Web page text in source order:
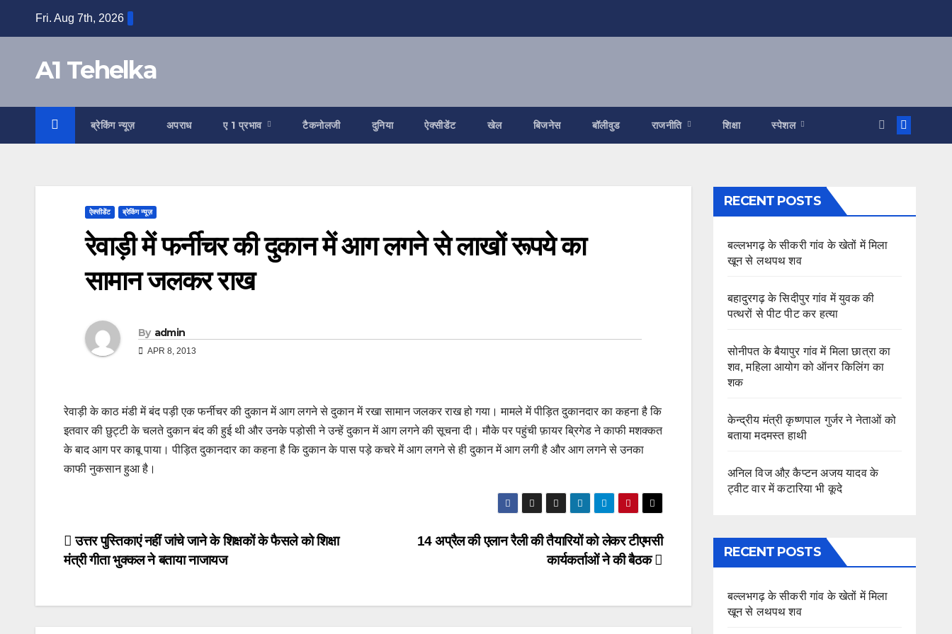
Fri. Aug 7th, 2026
A1 Tehelka
ब्रेकिंग न्यूज़ अपराध ए 1 प्रभाव टैकनोलजी दुनिया ऐक्सीडेंट खेल बिजनेस बॉलीवुड राजनीति शिक्षा स्पेशल
ऐक्सीडेंट ब्रेकिंग न्यूज़
रेवाड़ी में फर्नीचर की दुकान में आग लगने से लाखों रूपये का
सामान जलकर राख
By admin
APR 8, 2013
रेवाड़ी के काठ मंडी में बंद पड़ी एक फर्नीचर की दुकान में आग लगने से दुकान में रखा सामान जलकर राख हो गया। मामले में पीड़ित दुकानदार का कहना है कि
इतवार की छुट्टी के चलते दुकान बंद की हुई थी और उनके पड़ोसी ने उन्हें दुकान में आग लगने की सूचना दी। मौके पर पहुंची फ़ायर ब्रिगेड ने काफी मशक्कत
के बाद आग पर काबू पाया। पीड़ित दुकानदार का कहना है कि दुकान के पास पड़े कचरे में आग लगने से ही दुकान में आग लगी है और आग लगने से उनका
काफी नुकसान हुआ है।
Post
navigation
14 अप्रैल की एलान रैली की तैयारियों को लेकर टीएमसी
कार्यकर्ताओं ने की बैठक
उत्तर पुस्तिकाएं नहीं जांचे जाने के शिक्षकों के फैसले को शिक्षा
मंत्री गीता भुक्कल ने बताया नाजायज
RECENT POSTS
बल्लभगढ़ के सीकरी गांव के खेतों में मिला
खून से लथपथ शव
बहादुरगढ़ के सिदीपुर गांव में युवक की
पत्थरों से पीट पीट कर हत्या
सोनीपत के बैयापुर गांव में मिला छात्रा का
शव, महिला आयोग को ऑनर किलिंग का
शक
केन्द्रीय मंत्री कृष्णपाल गुर्जर ने नेताओं को
बताया मदमस्त हाथी
अनिल विज औऱ कैप्टन अजय यादव के
ट्वीट वार में कटारिया भी कूदे
RECENT POSTS
बल्लभगढ़ के सीकरी गांव के खेतों में मिला
खून से लथपथ शव